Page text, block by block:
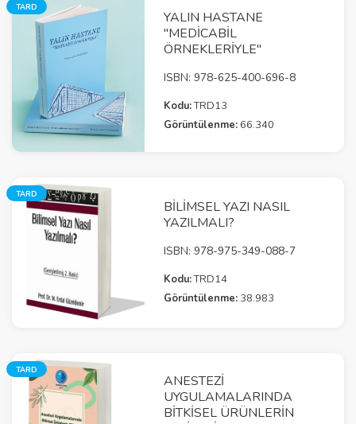
TARD
YALIN HASTANE
"MEDICABIL
ÖRNEKLERIYLE"
ISBN: 978-625-400-696-8
Kodu:TRD13
Görüntülenme: 66.340
TARD
BILIMSEL YAZI NASIL
YAZILMALI?
ISBN: 978-975-349-088-7
Kodu:TRD14
Görüntülenme: 38.983
TARD
ANESTEZI
UYGULAMALARINDA
BITKISEL ÜRÜNLERIN